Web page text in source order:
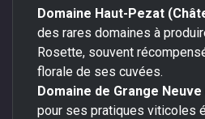
Domaine Haut-Pezat
des rares domaines à
Rosette, souvent
florale de ses cuvées.
Domaine de Grange
pour ses pratiques viticoles